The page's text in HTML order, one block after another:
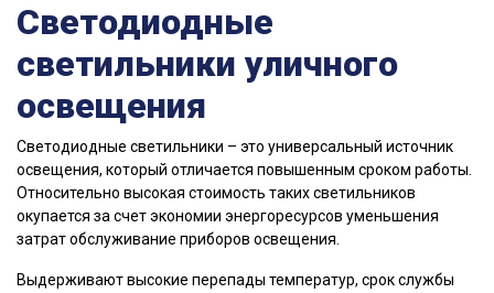
Светодиодные
светильники уличного
освещения
Светодиодные светильники – это универсальный источник
освещения, который отличается повышенным сроком работы.
Относительно высокая стоимость таких светильников
окупается за счет экономии энергоресурсов уменьшения
затрат обслуживание приборов освещения.
Выдерживают высокие перепады температур, срок службы